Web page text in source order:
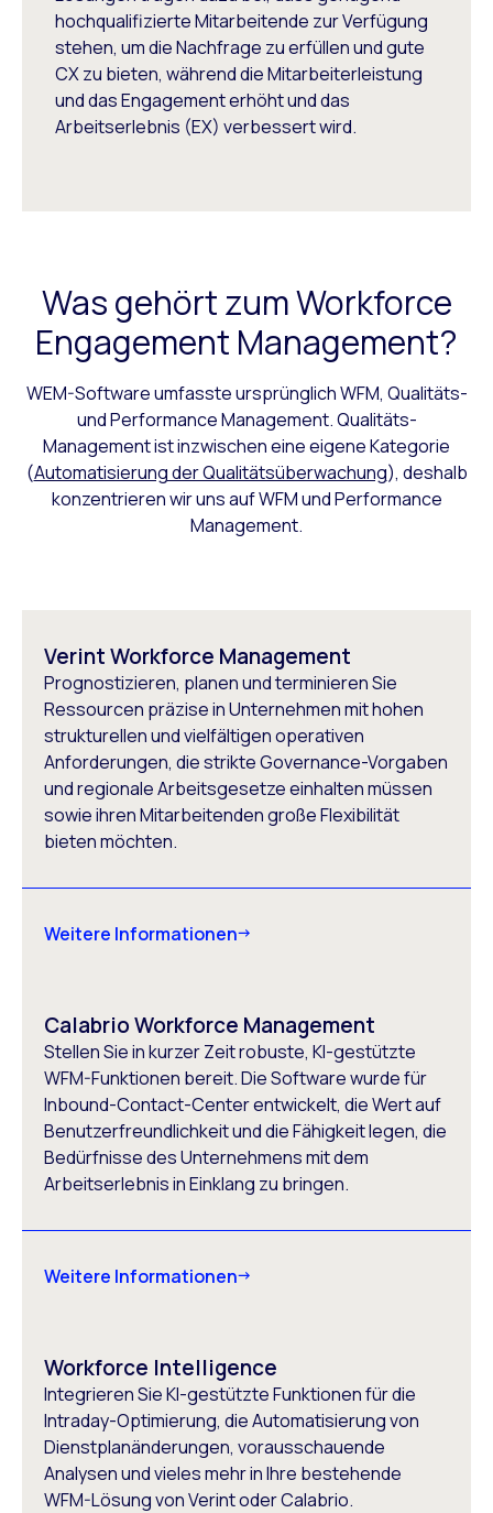
hochqualifizierte Mitarbeitende zur Verfügung
stehen, um die Nachfrage zu erfüllen und gute
CX zu bieten, während die Mitarbeiterleistung
und das Engagement erhöht und das
Arbeitserlebnis (EX) verbessert wird.
Was gehört zum Workforce
Engagement Management?
WEM-Software umfasste ursprünglich WFM, Qualitäts-
und Performance Management. Qualitäts-
Management ist inzwischen eine eigene Kategorie
(Automatisierung der Qualitätsüberwachung), deshalb
konzentrieren wir uns auf WFM und Performance
Management.
Verint Workforce Management
Prognostizieren, planen und terminieren Sie
Ressourcen präzise in Unternehmen mit hohen
strukturellen und vielfältigen operativen
Anforderungen, die strikte Governance-Vorgaben
und regionale Arbeitsgesetze einhalten müssen
sowie ihren Mitarbeitenden große Flexibilität
bieten möchten.
Weitere Informationen
Calabrio Workforce Management
Stellen Sie in kurzer Zeit robuste, KI-gestützte
WFM-Funktionen bereit. Die Software wurde für
Inbound-Contact-Center entwickelt, die Wert auf
Benutzerfreundlichkeit und die Fähigkeit legen, die
Bedürfnisse des Unternehmens mit dem
Arbeitserlebnis in Einklang zu bringen.
Weitere Informationen
Workforce Intelligence
Integrieren Sie KI-gestützte Funktionen für die
Intraday-Optimierung, die Automatisierung von
Dienstplanänderungen, vorausschauende
Analysen und vieles mehr in Ihre bestehende
WFM-Lösung von Verint oder Calabrio.